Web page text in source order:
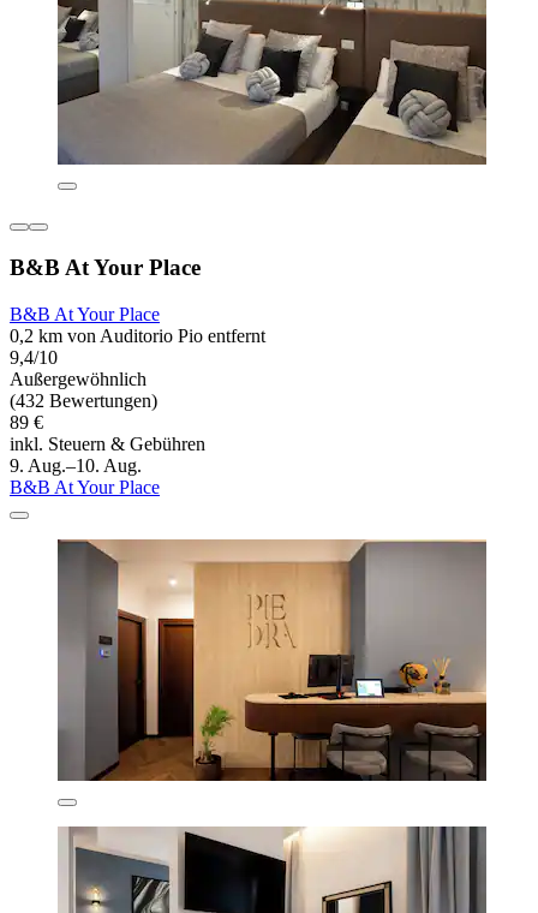
B&B At Your Place
B&B At Your Place
0,2 km von Auditorio Pio entfernt
9,4/10
Außergewöhnlich
(432 Bewertungen)
89 €
inkl. Steuern & Gebühren
9. Aug.–10. Aug.
B&B At Your Place